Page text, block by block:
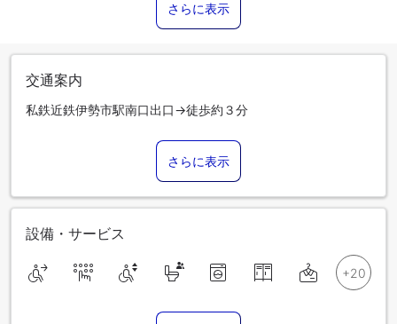
さらに表示
交通案内
私鉄近鉄伊勢市駅南口出口→徒歩約３分
さらに表示
設備・サービス